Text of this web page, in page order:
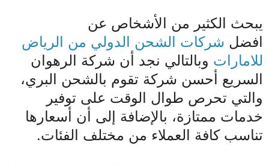
يبحث الكثير من الأشخاص عن
افضل شركات الشحن الدولي من الرياض
للامارات وبالتالي نجد أن شركة الرهوان
السريع أحسن شركة تقوم بالشحن البري،
والتي تحرص طوال الوقت على توفير
خدمات ممتازة، بالإضافة إلى أن أسعارها
تناسب كافة العملاء من مختلف الفئات.